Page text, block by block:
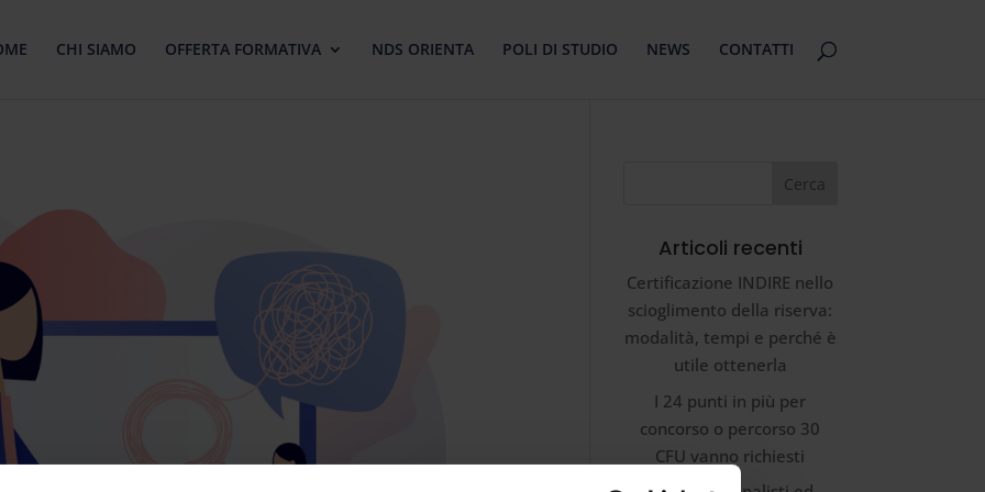
CHI SIAMO OFFERTA FORMATIVA NDS ORIENTA POLI DI STUDIO NEWS CONTATTI
Articoli recenti
Certificazione INDIRE nello
scioglimento della riserva:
modalità, tempi e perché è
utile ottenerla
I 24 punti in più per
concorso o percorso 30
CFU vanno richiesti